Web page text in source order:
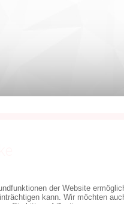
der Website
kann. Wir möchten